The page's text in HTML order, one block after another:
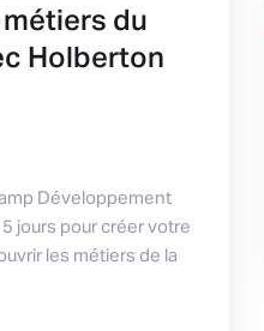
du
Holberton
Développement
jours pour créer votre
les métiers de la